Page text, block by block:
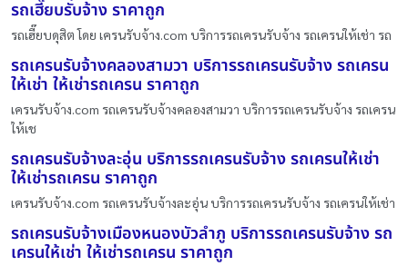
รถเฮี๊ยบรับจ้าง ราคาถูก
รถเฮี๊ยบดุสิต โดย เครนรับจ้าง.com บริการรถเครนรับจ้าง รถเครนให้เช่า รถ
รถเครนรับจ้างคลองสามวา บริการรถเครนรับจ้าง รถเครน
ให้เช่า ให้เช่ารถเครน ราคาถูก
เครนรับจ้าง.com รถเครนรับจ้างคลองสามวา บริการรถเครนรับจ้าง รถเครน
ให้เช
รถเครนรับจ้างละอุ่น บริการรถเครนรับจ้าง รถเครนให้เช่า
ให้เช่ารถเครน ราคาถูก
เครนรับจ้าง.com รถเครนรับจ้างละอุ่น บริการรถเครนรับจ้าง รถเครนให้เช่า
รถเครนรับจ้างเมืองหนองบัวลำภู บริการรถเครนรับจ้าง รถ
เครนให้เช่า ให้เช่ารถเครน ราคาถูก